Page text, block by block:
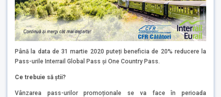
Până la data de 31 martie 2020 puteți beneficia de 20% reducere la
Pass-urile Interrail Global Pass și One Country Pass.
Ce trebuie să știi?
Vânzarea pass-urilor promoționale se va face în perioada